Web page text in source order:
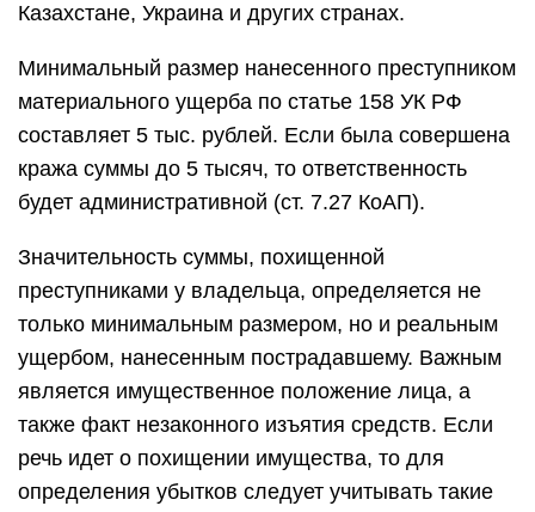
Казахстане, Украина и других странах.
Минимальный размер нанесенного преступником
материального ущерба по статье 158 УК РФ
составляет 5 тыс. рублей. Если была совершена
кража суммы до 5 тысяч, то ответственность
будет административной (ст. 7.27 КоАП).
Значительность суммы, похищенной
преступниками у владельца, определяется не
только минимальным размером, но и реальным
ущербом, нанесенным пострадавшему. Важным
является имущественное положение лица, а
также факт незаконного изъятия средств. Если
речь идет о похищении имущества, то для
определения убытков следует учитывать такие